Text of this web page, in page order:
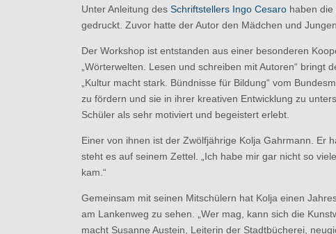
Unter Anleitung des Schriftstellers Ingo Cesaro haben
gedruckt. Zuvor hatte der Autor den Mädchen und
Der Workshop ist entstanden aus einer besonderen
„Wörterwelten. Lesen und schreiben mit Autoren“
„Kultur macht stark. Bündnisse für Bildung“ vom
zu fördern und sie in ihrer kreativen Entwicklung zu
Schüler als sehr motiviert und begeistert erlebt.
Einer von ihnen ist der Zwölfjährige Kolja Gahrmann. Er
steht es auf seinem Zettel. „Ich habe mir gar nicht so
kam.“
Gemeinsam mit seinen Mitschülern hat Kolja einen
am Lankenweg zu sehen. „Wer mag, kann sich die
macht Susanne Austein, Leiterin der Stadtbücherei,